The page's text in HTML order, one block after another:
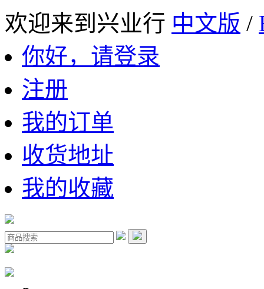
欢迎来到兴业行 中文版 /
你好，请登录
注册
我的订单
收货地址
我的收藏